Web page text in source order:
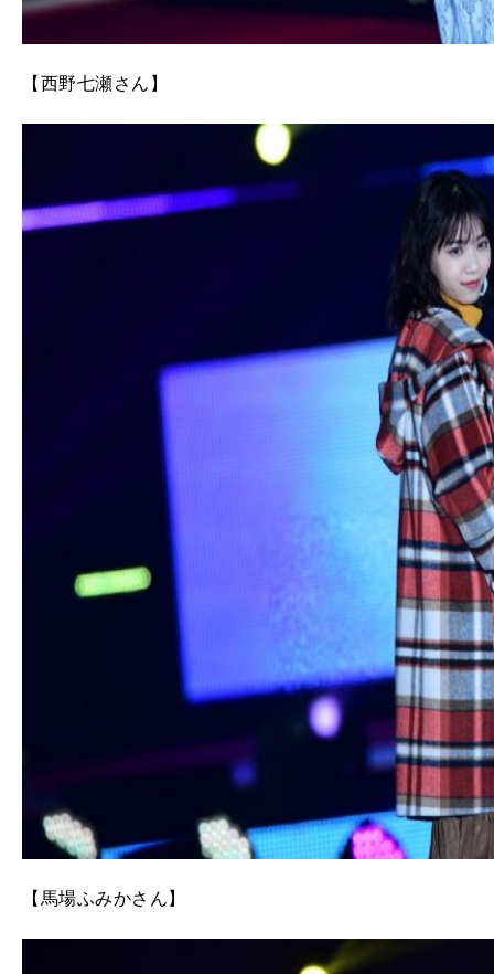
【西野七瀬さん】
【馬場ふみかさん】